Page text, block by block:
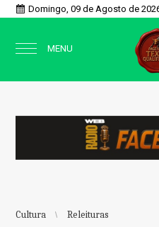
Domingo, 09 de Agosto de
MENU
Cultura Releituras